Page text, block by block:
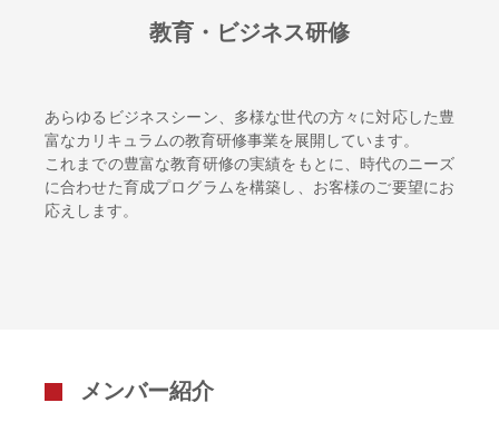
教育・ビジネス研修
あらゆるビジネスシーン、多様な世代の方々に対応した豊
富なカリキュラムの教育研修事業を展開しています。
これまでの豊富な教育研修の実績をもとに、時代のニーズ
に合わせた育成プログラムを構築し、お客様のご要望にお
応えします。
メンバー紹介